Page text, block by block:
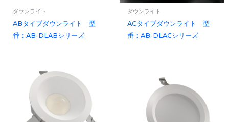
ダウンライト
ABタイプダウンライト 型
番：AB-DLABシリーズ
ダウンライト
ACタイプダウンライト 型
番：AB-DLACシリーズ